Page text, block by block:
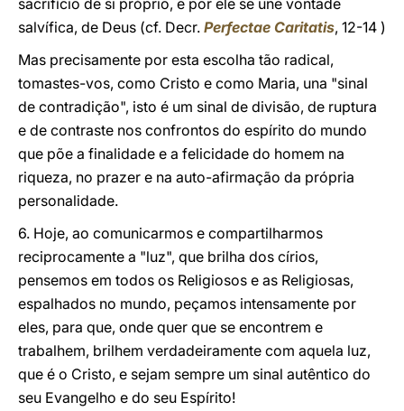
sacrifício de si próprio, e por ele se une vontade
salvífica, de Deus (cf. Decr. Perfectae Caritatis, 12-14 )
Mas precisamente por esta escolha tão radical,
tomastes-vos, como Cristo e como Maria, una "sinal
de contradição", isto é um sinal de divisão, de ruptura
e de contraste nos confrontos do espírito do mundo
que põe a finalidade e a felicidade do homem na
riqueza, no prazer e na auto-afirmação da própria
personalidade.
6. Hoje, ao comunicarmos e compartilharmos
reciprocamente a "luz", que brilha dos círios,
pensemos em todos os Religiosos e as Religiosas,
espalhados no mundo, peçamos intensamente por
eles, para que, onde quer que se encontrem e
trabalhem, brilhem verdadeiramente com aquela luz,
que é o Cristo, e sejam sempre um sinal autêntico do
seu Evangelho e do seu Espírito!